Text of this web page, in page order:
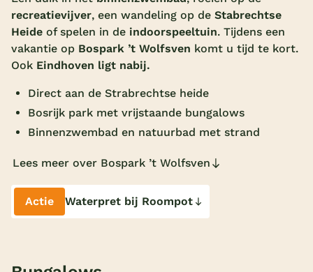
Overdekt zwembad
Wildwaterbaan
Indoor speeltuin
Alle populaire faciliteiten
Keuzehulp
Bestemmingen
Nederland
recreatievijver, een wandeling op de Stabrechtse
Heide of spelen in de indoorspeeltuin. Tijdens een
vakantie op Bospark ’t Wolfsven komt u tijd te kort.
Ook Eindhoven ligt nabij.
Direct aan de Strabrechtse heide
Bosrijk park met vrijstaande bungalows
Binnenzwembad en natuurbad met strand
Lees meer over Bospark ’t Wolfsven
Actie Waterpret bij Roompot